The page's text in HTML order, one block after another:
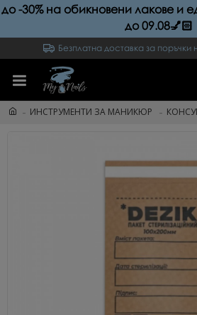
до -30% на обикновени лакове и
до 09.08💅🏻
Безплатна доставка за поръчки
ИНСТРУМЕНТИ ЗА МАНИКЮР